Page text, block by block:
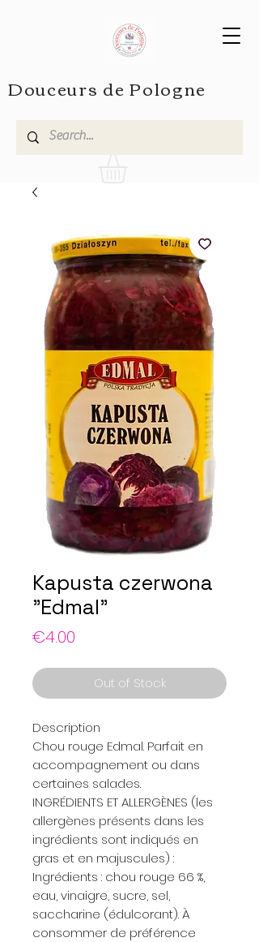
Douceurs de Pologne
Kapusta czerwona
"Edmal"
€4.00
Out of Stock
Description
Chou rouge Edmal. Parfait en
accompagnement ou dans
certaines salades.
INGRÉDIENTS ET ALLERGÈNES (les
allergènes présents dans les
ingrédients sont indiqués en
gras et en majuscules) :
Ingrédients : chou rouge 66 %,
eau, vinaigre, sucre, sel,
saccharine (édulcorant). À
consommer de préférence